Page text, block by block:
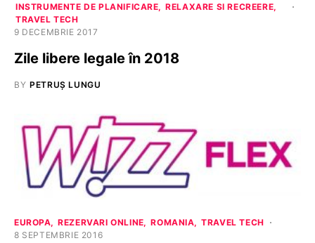
INSTRUMENTE DE PLANIFICARE
RELAXARE SI RECREERE
TRAVEL TECH
9 DECEMBRIE 2017
Zile libere legale în 2018
BY PETRUȘ LUNGU
EUROPA REZERVARI ONLINE ROMANIA
TRAVEL TECH
8 SEPTEMBRIE 2016